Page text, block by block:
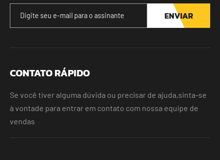
ENVIAR
CONTATO RÁPIDO
Se você tiver alguma dúvida ou precisar de ajuda,sinta-se
à vontade para entrar em contato com nossa equipe de
vendas